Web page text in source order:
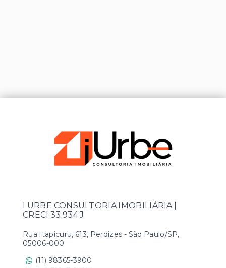
I URBE CONSULTORIA IMOBILIÁRIA |
CRECI 33.934 J
Rua Itapicuru, 613, Perdizes - São Paulo/SP,
05006-000
(11) 98365-3900